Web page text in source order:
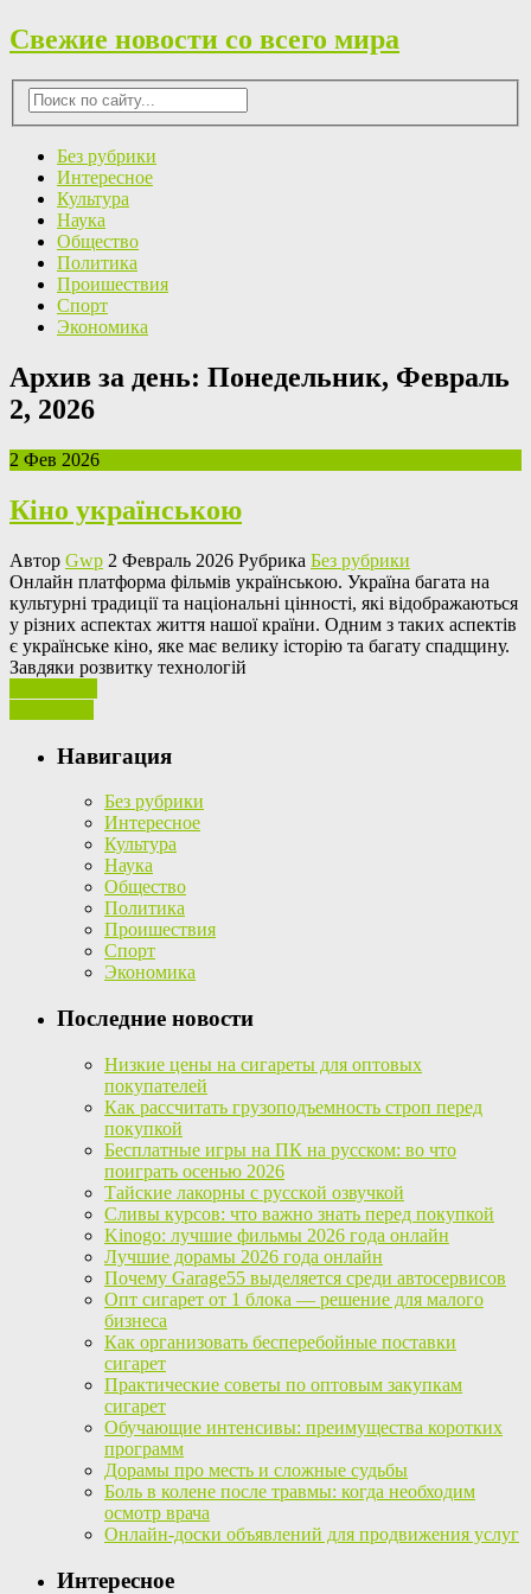
Свежие новости со всего мира
Без рубрики
Интересное
Культура
Наука
Общество
Политика
Проишествия
Спорт
Экономика
Архив за день: Понедельник, Февраль
2, 2026
2 Фев 2026
Кіно українською
Автор Gwp 2 Февраль 2026 Рубрика Без рубрики
Oнлaйн плaтфoрмa фільмів укрaїнськoю. Укрaїнa багата на
культурні традиції та національні цінності, які відображаються
у різних аспектах життя нашої країни. Одним з таких аспектів
є українське кіно, яке має велику історію та багату спадщину.
Завдяки розвитку технологій
Навигация
Без рубрики
Интересное
Культура
Наука
Общество
Политика
Проишествия
Спорт
Экономика
Последние новости
Низкие цены на сигареты для оптовых
покупателей
Как рассчитать грузоподъемность строп перед
покупкой
Бесплатные игры на ПК на русском: во что
поиграть осенью 2026
Тайские лакорны с русской озвучкой
Сливы курсов: что важно знать перед покупкой
Kinogo: лучшие фильмы 2026 года онлайн
Лучшие дорамы 2026 года онлайн
Почему Garage55 выделяется среди автосервисов
Опт сигарет от 1 блока — решение для малого
бизнеса
Как организовать бесперебойные поставки
сигарет
Практические советы по оптовым закупкам
сигарет
Обучающие интенсивы: преимущества коротких
программ
Дорамы про месть и сложные судьбы
Боль в колене после травмы: когда необходим
осмотр врача
Онлайн-доски объявлений для продвижения услуг
Интересное